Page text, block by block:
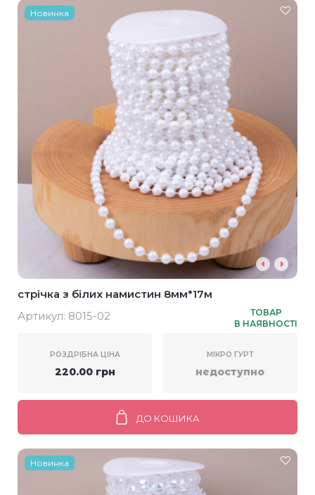
Новинка
стрічка з білих намистин 8мм*17м
Артикул: 8015-02
ТОВАР
В НАЯВНОСТІ
РОЗДРІБНА ЦІНА
220.00 грн
МІКРО ГУРТ
недоступно
ДО КОШИКА
Новинка